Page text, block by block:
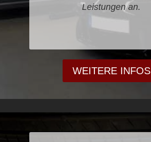
Leistungen an.
WEITERE INFOS